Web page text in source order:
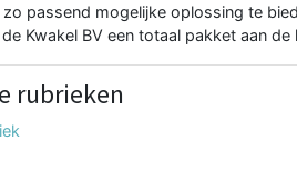
passend mogelijke oplossing te
Kwakel BV een totaal pakket aan de
rubrieken